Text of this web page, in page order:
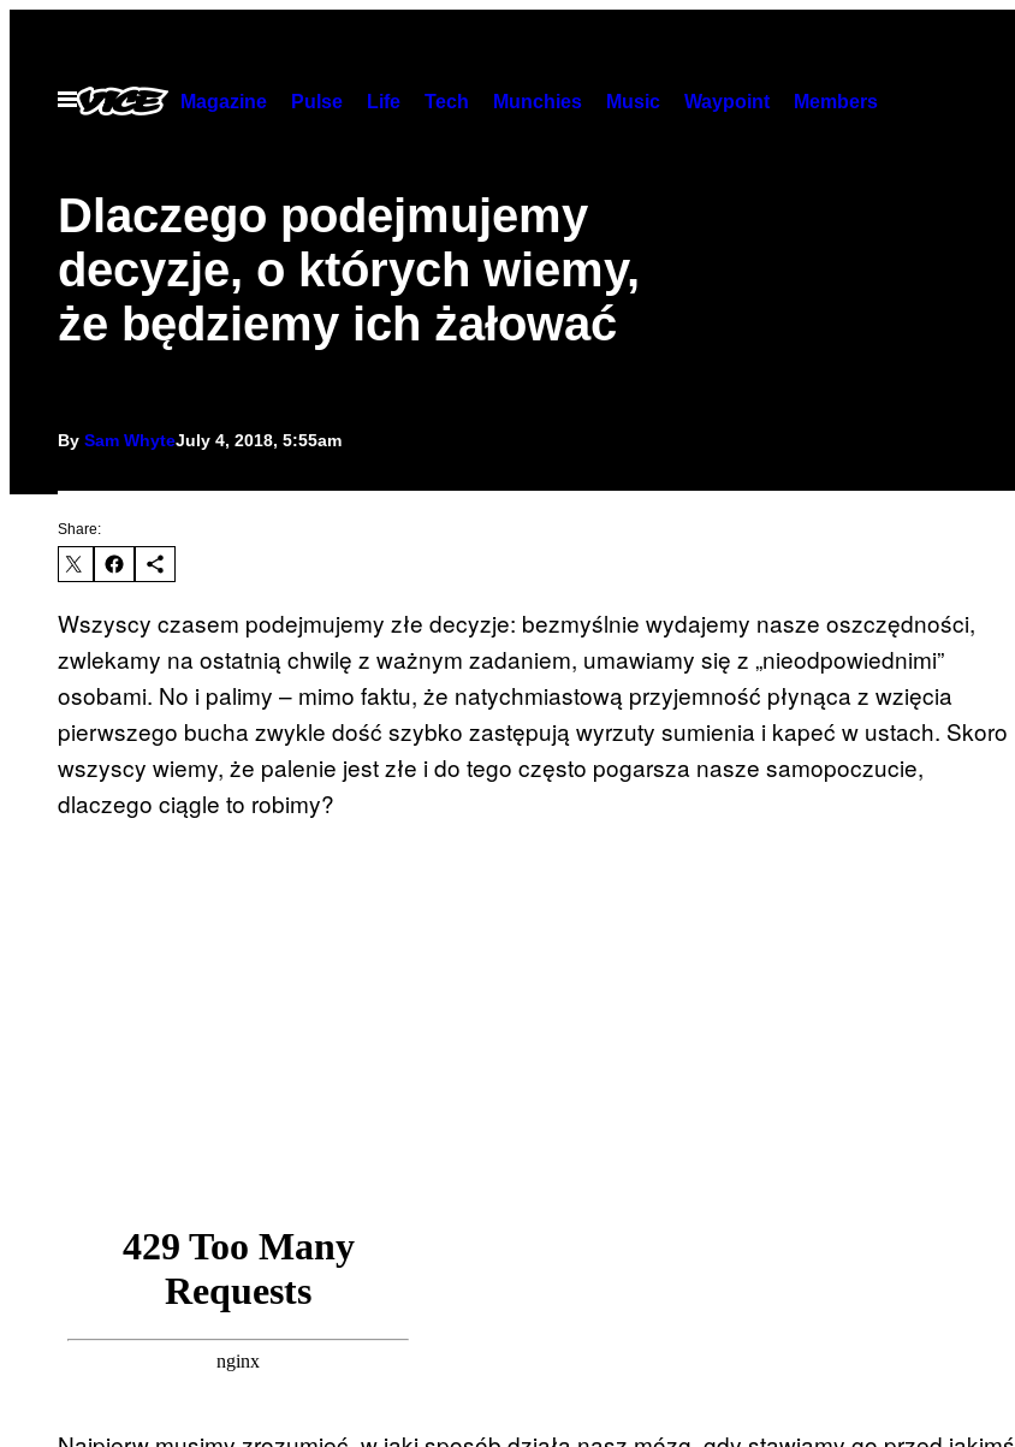
contentOpen
Menu
Magazine Pulse Life Tech Munchies Music Waypoint Members
Dlaczego podejmujemy
decyzje, o których wiemy,
że będziemy ich żałować
By Sam WhyteJuly 4, 2018, 5:55am
Share:
Wszyscy czasem podejmujemy złe decyzje: bezmyślnie wydajemy nasze oszczędności,
zwlekamy na ostatnią chwilę z ważnym zadaniem, umawiamy się z „nieodpowiednimi”
osobami. No i palimy – mimo faktu, że natychmiastową przyjemność płynąca z wzięcia
pierwszego bucha zwykle dość szybko zastępują wyrzuty sumienia i kapeć w ustach. Skoro
wszyscy wiemy, że palenie jest złe i do tego często pogarsza nasze samopoczucie,
dlaczego ciągle to robimy?